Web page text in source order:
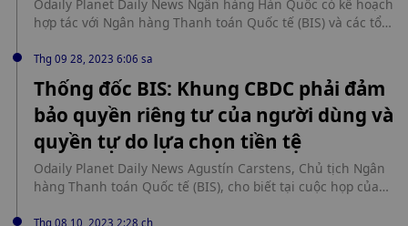
khuyến nghị của nhóm. Tuy nhiên, Carstens nhấn mạnh
rằng các cơ quan tiền tệ sẽ có vai trò hạn chế trong việc
phát hành CBDC so với khu vực tư nhân. Ông nói rằng hầu
hết các dịch vụ hướng tới khách hàng sẽ vẫn thuộc phạm vi
của khu vực tư nhân và khả năng phục hồi mạng của các tổ
chức này sẽ rất quan trọng để duy trì niềm tin vào hệ
thống. Sự hợp tác giữa khu vực công và tư nhân là điều cần
thiết để quản lý các mối đe dọa mạng hiện có và mới nổi.
Carstens cũng nhấn mạnh những thách thức bảo mật
trong việc vận hành hệ thống CBDC và nhấn mạnh tầm
quan trọng của việc không bỏ qua các mục tiêu thiết kế
khác, chẳng hạn như duy trì mức độ riêng tư phù hợp, đặc
Odaily Planet Daily News Ngân hàng Hàn Quốc có kế hoạch
hợp tác với Ngân hàng Thanh toán Quốc tế (BIS) và các tổ
buôn của ngân hàng trung ương (CBDC). Trọng tâm của thử
nghiệm là khám phá tính khả thi của hệ thống tiền tệ trong
tương lai dựa trên CBDC bán buôn. Thử nghiệm sẽ kiểm tra
tính khả thi của CBDC bán buôn như một tài sản thanh
toán cho tiền gửi được mã hóa tại các ngân hàng thương
mại và thử nghiệm khả năng lập trình của tiền gửi được
mã hóa. Ngoài ra, cơ quan quản lý tài chính của Hàn Quốc,
Ủy ban Dịch vụ Tài chính (FSC) và Dịch vụ Giám sát Tài
Thg 09 28, 2023 6:06 sa
Thống đốc BIS: Khung CBDC phải đảm
bảo quyền riêng tư của người dùng và
quyền tự do lựa chọn tiền tệ
Odaily Planet Daily News Agustín Carstens, Chủ tịch Ngân
hàng Thanh toán Quốc tế (BIS), cho biết tại cuộc họp của
Thg 08 10, 2023 2:28 ch